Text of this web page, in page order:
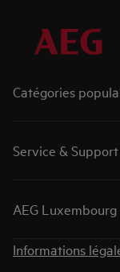
Catégories
Sèche-linges
Lave-linge séchants
Hottes de cuisine
Lave-vaisselle
Service & Support
Enregistrer votre
Réserver une
Télécharger nos
AEG Luxembourg
A propos d'AEG
Cooking Club
Informations